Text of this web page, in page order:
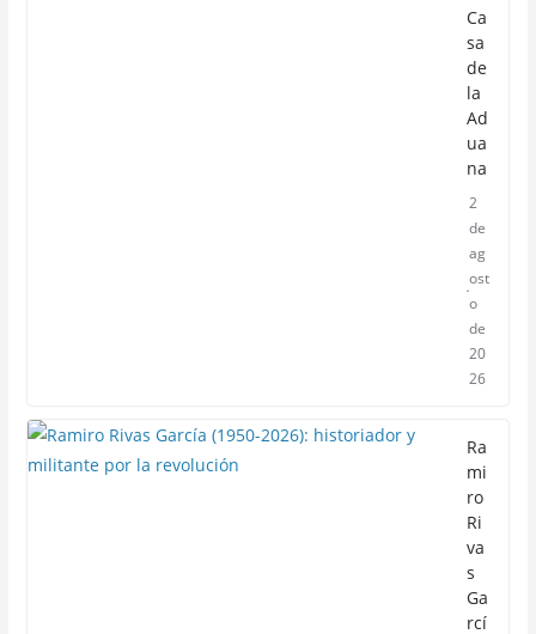
Ca
sa
de
la
Ad
ua
na
2
de
ag
ost
o
de
20
26
Ra
mi
ro
Ri
va
s
Ga
rcí